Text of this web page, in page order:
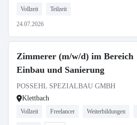
Vollzeit Teilzeit
24.07.2026
Zimmerer (m/w/d) im Bereich
Einbau und Sanierung
POSSEHL SPEZIALBAU GMBH
Klettbach
Vollzeit Freelancer Weiterbildungen